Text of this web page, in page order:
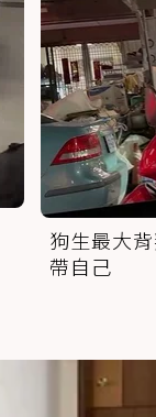
狗生最大
帶自己